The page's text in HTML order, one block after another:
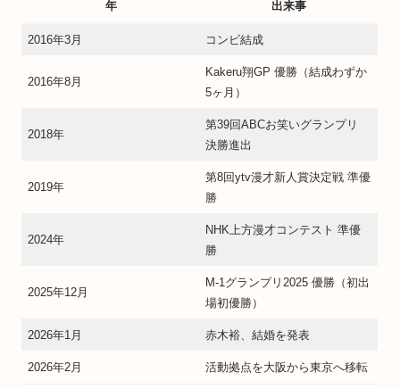
年 出来事
2016年3月 コンビ結成
2016年8月
Kakeru翔GP 優勝（結成わずか
5ヶ月）
2018年
第39回ABCお笑いグランプリ
決勝進出
2019年
第8回ytv漫才新人賞決定戦 準優
勝
2024年
NHK上方漫才コンテスト 準優
勝
2025年12月
M-1グランプリ2025 優勝（初出
場初優勝）
2026年1月 赤木裕、結婚を発表
2026年2月 活動拠点を大阪から東京へ移転